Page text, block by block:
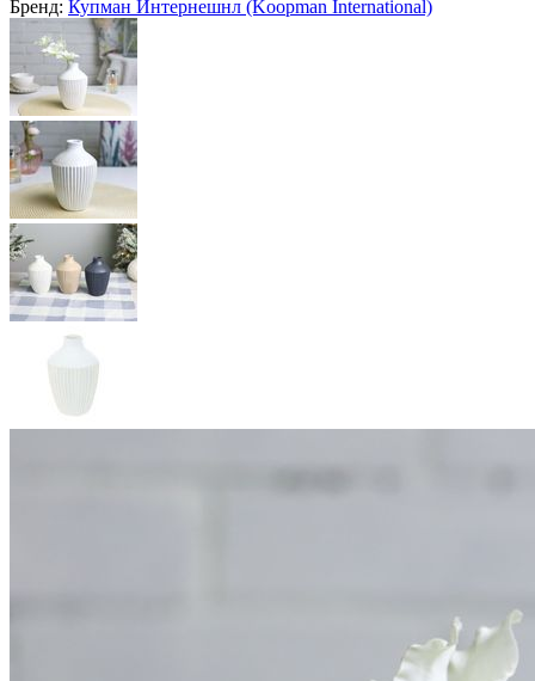
Бренд: Купман Интернешнл (Koopman International)